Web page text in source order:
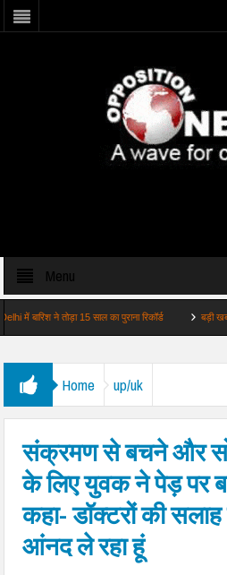
Menu
ने तोड़ा 15 साल का पुराना रिकॉर्ड बड़ी खबर:
Home up/uk
संक्रमण से बचने और
के लिए युवक ने पेड़ पर
कहा- डॉक्टरों की
आंनद ले रहा हूं